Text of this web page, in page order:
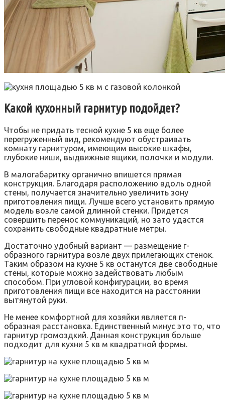
Какой кухонный гарнитур подойдет?
Чтобы не придать тесной кухне 5 кв еще более
перегруженный вид, рекомендуют обустраивать
комнату гарнитуром, имеющим высокие шкафы,
глубокие ниши, выдвижные ящики, полочки и модули.
В малогабаритку органично впишется прямая
конструкция. Благодаря расположению вдоль одной
стены, получается значительно увеличить зону
приготовления пищи. Лучше всего установить прямую
модель возле самой длинной стенки. Придется
совершить перенос коммуникаций, но зато удастся
сохранить свободные квадратные метры.
Достаточно удобный вариант — размещение г-
образного гарнитура возле двух прилегающих стенок.
Таким образом на кухне 5 кв останутся две свободные
стены, которые можно задействовать любым
способом. При угловой конфигурации, во время
приготовления пищи все находится на расстоянии
вытянутой руки.
Не менее комфортной для хозяйки является п-
образная расстановка. Единственный минус это то, что
гарнитур громоздкий. Данная конструкция больше
подходит для кухни 5 кв м квадратной формы.